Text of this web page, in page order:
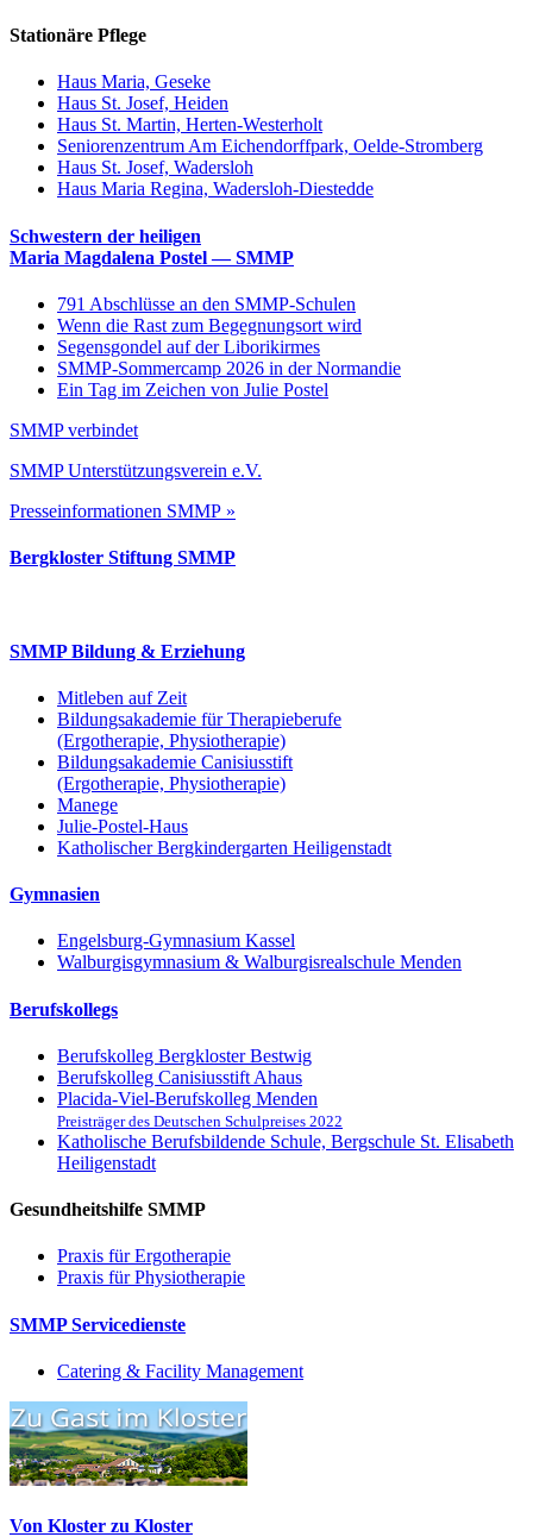
Stationäre Pflege
Haus Maria, Geseke
Haus St. Josef, Heiden
Haus St. Martin, Herten-Westerholt
Seniorenzentrum Am Eichendorffpark, Oelde-Stromberg
Haus St. Josef, Wadersloh
Haus Maria Regina, Wadersloh-Diestedde
Schwestern der heiligen
Maria Magdalena Postel — SMMP
791 Abschlüsse an den SMMP-Schulen
Wenn die Rast zum Begegnungsort wird
Segensgondel auf der Liborikirmes
SMMP-Sommercamp 2026 in der Normandie
Ein Tag im Zeichen von Julie Postel
SMMP verbindet
SMMP Unterstützungsverein e.V.
Presseinformationen SMMP »
Bergkloster Stiftung SMMP
SMMP Bildung & Erziehung
Mitleben auf Zeit
Bildungsakademie für Therapieberufe
(Ergotherapie, Physiotherapie)
Bildungsakademie Canisiusstift
(Ergotherapie, Physiotherapie)
Manege
Julie-Postel-Haus
Katholischer Bergkindergarten Heiligenstadt
Gymnasien
Engelsburg-Gymnasium Kassel
Walburgisgymnasium & Walburgisrealschule Menden
Berufskollegs
Berufskolleg Bergkloster Bestwig
Berufskolleg Canisiusstift Ahaus
Placida-Viel-Berufskolleg Menden
Preisträger des Deutschen Schulpreises 2022
Katholische Berufsbildende Schule, Bergschule St. Elisabeth
Heiligenstadt
Gesundheitshilfe SMMP
Praxis für Ergo­therapie
Praxis für Physio­therapie
SMMP Servicedienste
Catering & Facility Management
Von Kloster zu Kloster